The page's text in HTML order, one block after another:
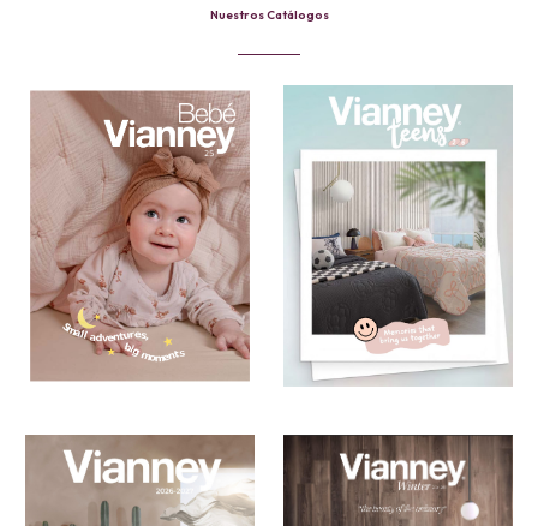
Nuestros Catálogos